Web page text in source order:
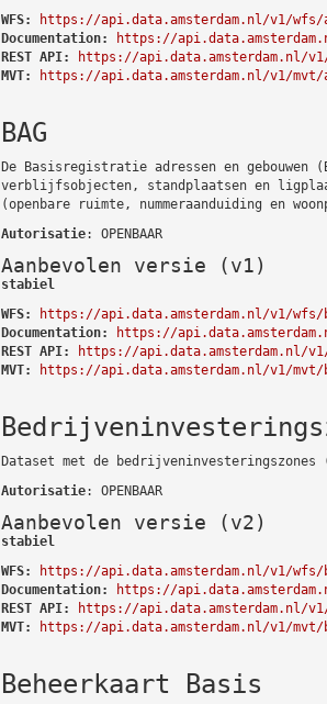
WFS:
https://api.data.amsterdam.nl/v1/wfs/
Documentation:
https://
REST API:
https://api.data.amsterdam.nl/v1/
MVT:
https://api.data.amsterdam.nl/v1/mvt/
BAG
De Basisregistratie adressen en gebouwen
verblijfsobjecten, standplaatsen en
(openbare ruimte, nummeraanduiding en
Autorisatie: OPENBAAR
Aanbevolen versie (v1)
stabiel
WFS:
https://api.data.amsterdam.nl/v1/wfs/
Documentation:
https://
REST API:
https://api.data.amsterdam.nl/
MVT:
https://api.data.amsterdam.nl/v1/mvt/
Dataset met de bedrijveninvesteringszones
Autorisatie: OPENBAAR
Aanbevolen versie (v2)
stabiel
WFS:
https://api.data.amsterdam.nl/v1/wfs/
Documentation:
https://
REST API:
https://api.data.amsterdam.nl/
MVT:
https://api.data.amsterdam.nl/v1/
Beheerkaart Basis